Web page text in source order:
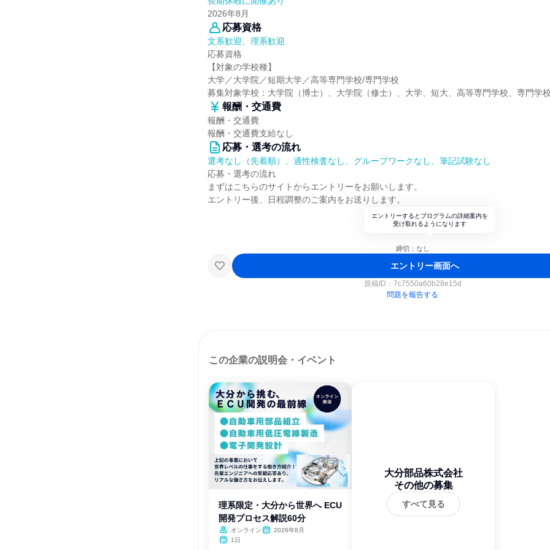
2026年8月
応募資格
文系歓迎、理系歓迎
応募資格
【対象の学校種】
大学／大学院／短期大学／高等専門学校/専門学校
募集対象学校：大学院（博士）、大学院（修士）、大学、短大、高等専門学校、専門学
報酬・交通費
報酬・交通費
報酬・交通費支給なし
応募・選考の流れ
選考なし（先着順）、適性検査なし、グループワークなし、筆記試験なし
応募・選考の流れ
まずはこちらのサイトからエントリーをお願いします。
エントリー後、日程調整のご案内をお送りします。
エントリーするとプログラムの詳細案内を
受け取れるようになります
締切：なし
エントリー画面へ
原稿ID： 7c7550a60b28e15d
問題を報告する
この企業の説明会・イベント
理系限定・大分から世界へ ECU
開発プロセス解説60分
オンライン
2026年8月
1日
大分部品株式会社
その他の募集
すべて見る